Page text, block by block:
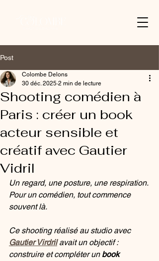
Post
Shooting comédien à
Paris : créer un book
acteur sensible et
créatif avec Gautier
Vidril
Colombe Delons
30 déc. 2025 2 min de lecture
Un regard, une posture, une respiration.
Pour un comédien, tout commence
souvent là.
Ce shooting réalisé au studio avec
Gautier Virdril avait un objectif :
construire et compléter un book